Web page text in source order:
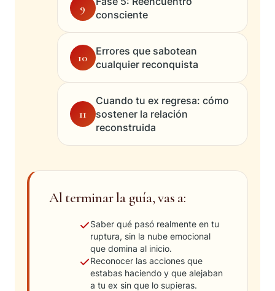
9
consciente
10
Errores que sabotean
cualquier reconquista
11
Cuando tu ex regresa: cómo
sostener la relación
reconstruida
Al terminar la guía, vas a:
Saber qué pasó realmente en tu
ruptura, sin la nube emocional
que domina al inicio.
Reconocer las acciones que
estabas haciendo y que alejaban
a tu ex sin que lo supieras.